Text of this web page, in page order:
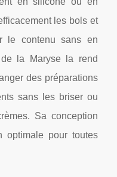
les bols et
le contenu sans en
la Maryse la rend
des préparations
sans les briser ou
Sa conception
optimale pour toutes